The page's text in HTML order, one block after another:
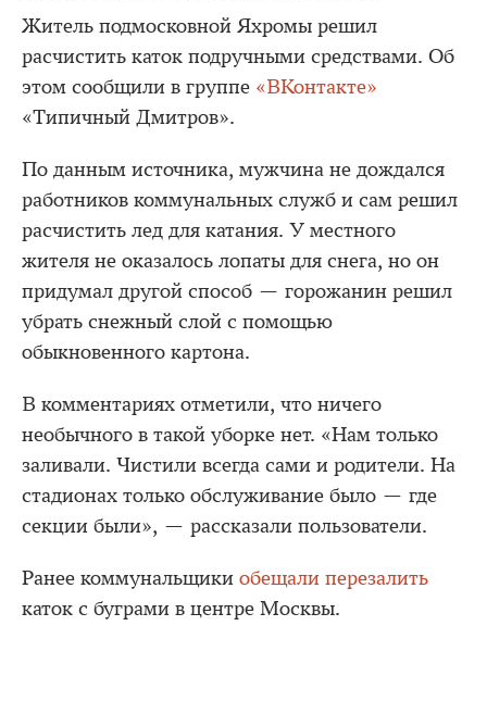
Житель подмосковной Яхромы решил
расчистить каток подручными средствами. Об
этом сообщили в группе «ВКонтакте»
«Типичный Дмитров».
По данным источника, мужчина не дождался
работников коммунальных служб и сам решил
расчистить лед для катания. У местного
жителя не оказалось лопаты для снега, но он
придумал другой способ — горожанин решил
убрать снежный слой с помощью
обыкновенного картона.
В комментариях отметили, что ничего
необычного в такой уборке нет. «Нам только
заливали. Чистили всегда сами и родители. На
стадионах только обслуживание было — где
секции были», — рассказали пользователи.
Ранее коммунальщики обещали перезалить
каток с буграми в центре Москвы.